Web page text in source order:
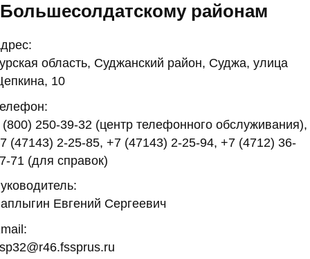
Большесолдатскому районам
область, Суджанский район, Суджа, улица
10
(800) 250-39-32 (центр телефонного обслуживания),
(47143) 2-25-85, +7 (47143) 2-25-94, +7 (4712) 36-
71 (для справок)
Евгений Сергеевич